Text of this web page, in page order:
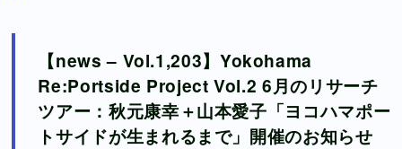
【news – Vol.1,203】Yokohama
Re:Portside Project Vol.2 6月のリサーチ
ツアー：秋元康幸＋山本愛子「ヨコハマポー
トサイドが生まれるまで」開催のお知らせ